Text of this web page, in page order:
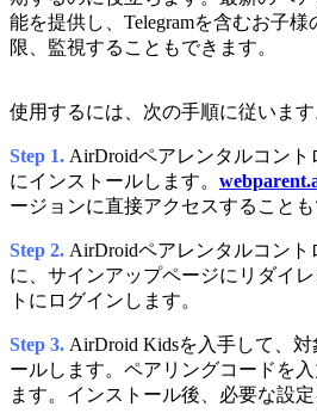
能を提供し、Telegramを含むお子様
限、監視することもできます。
使用するには、次の手順に従います
Step 1. AirDroidペアレンタルコン
にインストールします。
ージョンに直接アクセスすることも
Step 2. AirDroidペアレンタルコン
に、サインアップページにリダイ
トにログインします。
Step 3. AirDroid Kidsを入手して、
ールします。ペアリングコードを
ます。インストール後、必要な設